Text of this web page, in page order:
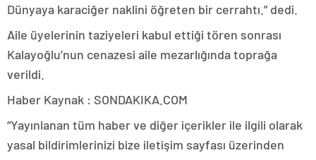
Dünyaya karaciğer naklini öğreten bir cerrahtı.” dedi.
Aile üyelerinin taziyeleri kabul ettiği tören sonrası
Kalayoğlu’nun cenazesi aile mezarlığında toprağa
verildi.
Haber Kaynak : SONDAKIKA.COM
“Yayınlanan tüm haber ve diğer içerikler ile ilgili olarak
yasal bildirimlerinizi bize iletişim sayfası üzerinden